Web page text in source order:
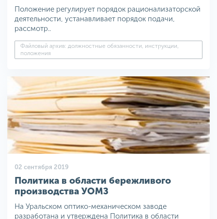
Положение регулирует порядок рационализаторской
деятельности, устанавливает порядок подачи,
рассмотр..
Файловый архив: должностные обязанности, инструкции,
положения
02 сентября 2019
Политика в области бережливого
производства УОМЗ
На Уральском оптико-механическом заводе
разработана и утверждена Политика в области